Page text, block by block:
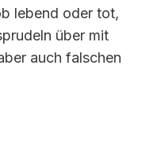
lebend oder tot,
über mit
auch falschen